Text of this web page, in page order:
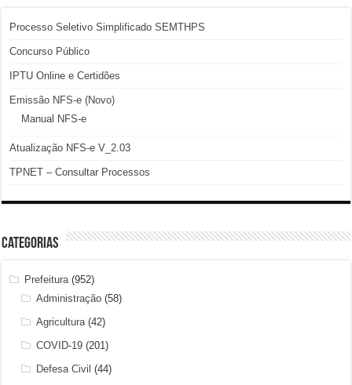
Processo Seletivo Simplificado SEMTHPS
Concurso Público
IPTU Online e Certidões
Emissão NFS-e (Novo)
Manual NFS-e
Atualização NFS-e V_2.03
TPNET – Consultar Processos
Categorias
Prefeitura (952)
Administração (58)
Agricultura (42)
COVID-19 (201)
Defesa Civil (44)